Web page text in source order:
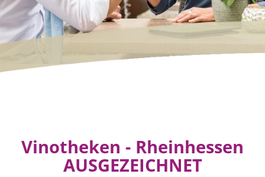
Vinotheken - Rheinhessen
AUSGEZEICHNET